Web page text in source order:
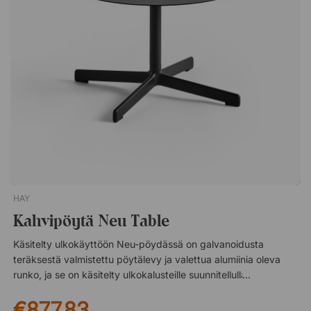
keveyttä, mikä tekee niistä sekä käytännöllisiä että
korkeudessa ja se on sovitettu käytettäväksi julkisissa tiloissa.
Jalkatuki. Vankka teräsrakenne. Pehmeästi kaareutuva istuin.
Saatavana kaksi korkeutta: 66 ja 76 cm.
HAY
Kahvipöytä Neu Table
Käsitelty ulkokäyttöön Neu-pöydässä on galvanoidusta
teräksestä valmistettu pöytälevy ja valettua alumiinia oleva
runko, ja se on käsitelty ulkokalusteille suunnitellulla primerilla.
korroosion riskiä ja säilyttää hyvän ulkonäkönsä pitkään. Neu